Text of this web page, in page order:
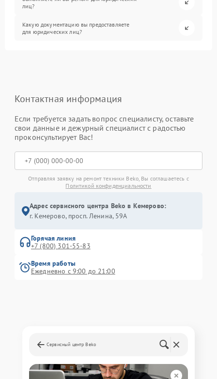
лиц?
Какую документацию вы предоставляете
для юридических лиц?
Контактная информация
Если требуется задать вопрос специалисту, оставьте
свои данные и дежурный специалист с радостью
проконсультирует Вас!
Отправляя заявку на ремонт техники Beko, Вы соглашаетесь с
Политикой конфиденциальности
Адрес сервисного центра Beko в Кемерово:
г. Кемерово, просп. Ленина, 59А
Горячая линия
+7 (800) 301-55-83
Время работы
Ежедневно с 9:00 до 21:00
Сервисный центр Beko